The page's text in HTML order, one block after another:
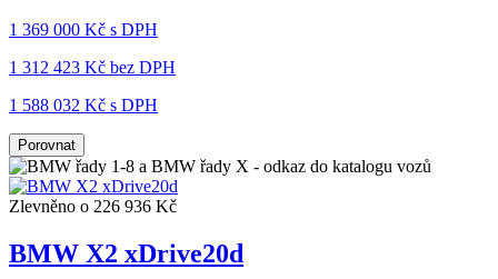
1 369 000 Kč s DPH
1 312 423 Kč bez DPH
1 588 032 Kč s DPH
Porovnat
Zlevněno o 226 936 Kč
BMW X2 xDrive20d